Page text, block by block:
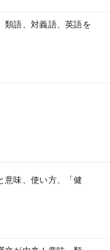
類語、対義語、英語を
意味、使い方、「健